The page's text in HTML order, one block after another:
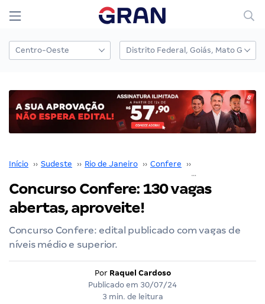
Início ›› Sudeste ›› Rio de Janeiro ›› Confere ››
Concurso Confere: 130 vagas
abertas, aproveite!
Concurso Confere: edital publicado com vagas de
níveis médio e superior.
Por Raquel Cardoso
Publicado em 30/07/24
3 min. de leitura